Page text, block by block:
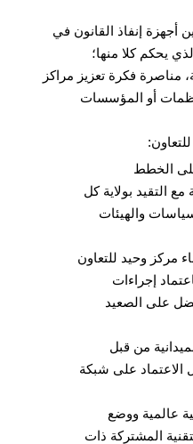
أجهزة إنفاذ القانون في
يحكم كلا منها؛
مناصرة فكرة تعزيز مراكز
أو المؤسسات
على الخطط
التقيد بولاية كل
والهيئات
مركز وحيد للتعاون
إجراءات
على الصعيد
من قبل
الاعتماد على شبكة
عالمية ووضع
المشتركة ذات